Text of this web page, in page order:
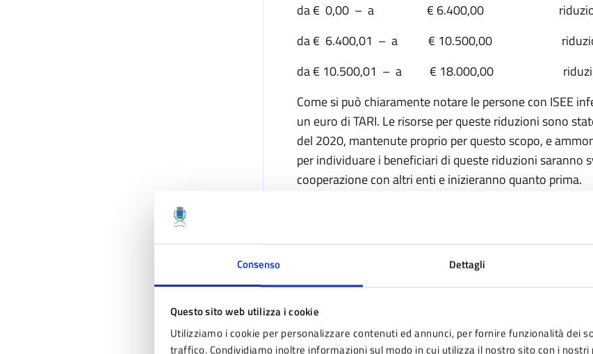
Consenso Dettagli
Questo sito web utilizza i cookie
Utilizziamo i cookie per personalizzare contenuti ed annunci, per fornire funzionalità dei
traffico. Condividiamo inoltre informazioni sul modo in cui utilizza il nostro sito con i
da € 0,00 – a € 6.400,00 riduzione
da € 6.400,01 – a € 10.500,00 riduzione
da € 10.500,01 – a € 18.000,00
Come si può chiaramente notare le persone con ISEE
un euro di TARI. Le risorse per queste riduzioni sono
del 2020, mantenute proprio per questo scopo, e
per individuare i beneficiari di queste riduzioni saranno
cooperazione con altri enti e inizieranno quanto prima.
L’operazione di riduzione tributi realizzata con questa
che, sommata all’operazione di compensazione verso
importo di 340.00 Euro, costituiscono un sostanzioso
Link utili